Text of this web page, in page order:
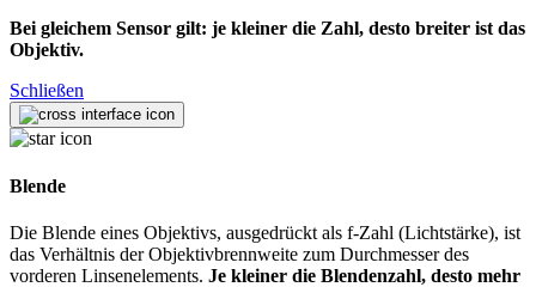
Bei gleichem Sensor gilt: je kleiner die Zahl, desto breiter ist das
Objektiv.
Schließen
Blende
Die Blende eines Objektivs, ausgedrückt als f-Zahl (Lichtstärke), ist
das Verhältnis der Objektivbrennweite zum Durchmesser des
vorderen Linsenelements. Je kleiner die Blendenzahl, desto mehr